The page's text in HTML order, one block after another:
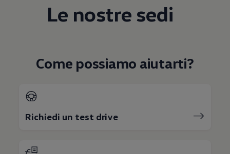
Le nostre sedi
Come possiamo aiutarti?
Richiedi un test drive